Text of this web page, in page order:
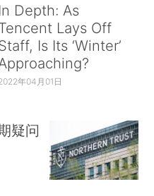
In Depth: As
Lays Off
Is Its ‘Winter’
年04月01日
疑问